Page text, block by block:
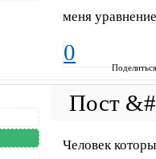
меня
0
Человек